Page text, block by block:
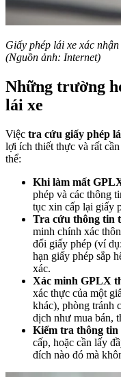
Giấy phép lái xe xác
(Nguồn ảnh: Internet)
Những trường
lái xe
Việc tra cứu giấy phép
lợi ích thiết thực và rất
thể:
Khi làm mất
phép và các thông
tục xin cấp lại giấy
Tra cứu thông tin
minh chính xác
đổi giấy phép (ví
hạn giấy phép sắp
xác.
Xác minh GPLX
xác thực của một
khác), phòng tránh
dịch như mua bán,
Kiểm tra thông
cấp, hoặc cần lấy
đích nào đó mà